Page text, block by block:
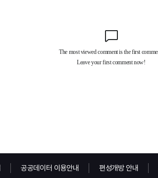
공공데이터 이용안내 편성개방 안내